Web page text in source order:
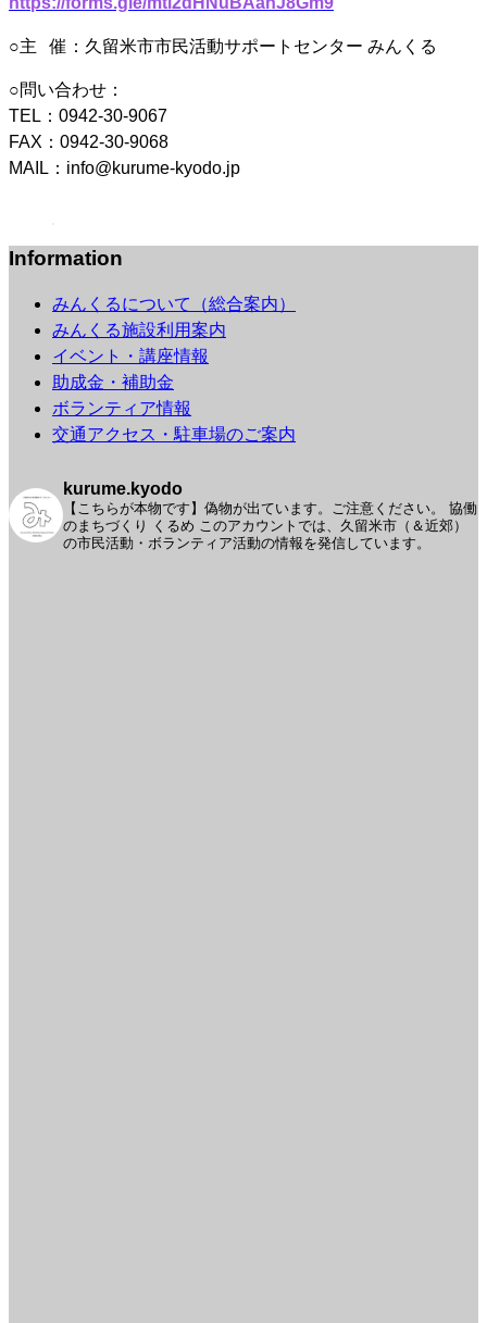
○主 催：久留米市市民活動サポートセンター みんくる
○問い合わせ：
TEL：0942-30-9067
FAX：0942-30-9068
MAIL：info@kurume-kyodo.jp
Information
みんくるについて（総合案内）
みんくる施設利用案内
イベント・講座情報
助成金・補助金
ボランティア情報
交通アクセス・駐車場のご案内
kurume.kyodo
【こちらが本物です】偽物が出ています。ご注意ください。
協働
のまちづくり くるめ このアカウントでは、久留米市（＆近郊）
の市民活動・ボランティア活動の情報を発信しています。